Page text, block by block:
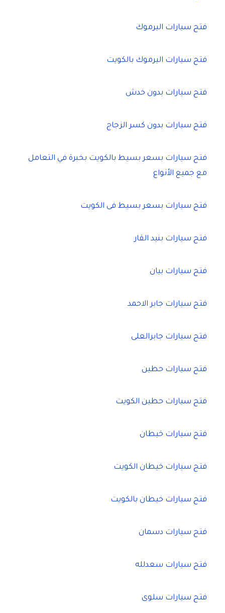
فتح سيارات اليرموك
فتح سيارات اليرموك بالكويت
فتح سيارات بدون خدش
فتح سيارات بدون كسر الزجاج
فتح سيارات بسعر بسيط بالكويت بخبرة في التعامل
مع جميع الأنواع
فتح سيارات بسعر بسيط فى الكويت
فتح سيارات بنيد القار
فتح سيارات بيان
فتح سيارات جابر الاحمد
فتح سيارات جابرالعلى
فتح سيارات حطين
فتح سيارات حطين الكويت
فتح سيارات خيطان
فتح سيارات خيطان الكويت
فتح سيارات خيطان بالكويت
فتح سيارات دسمان
فتح سيارات سعدلله
فتح سيارات سلوى